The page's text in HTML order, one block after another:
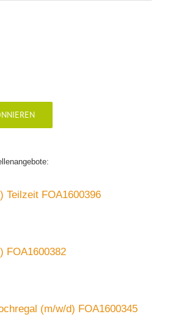
Teilzeit FOA1600396
FOA1600382
(m/w/d) FOA1600345